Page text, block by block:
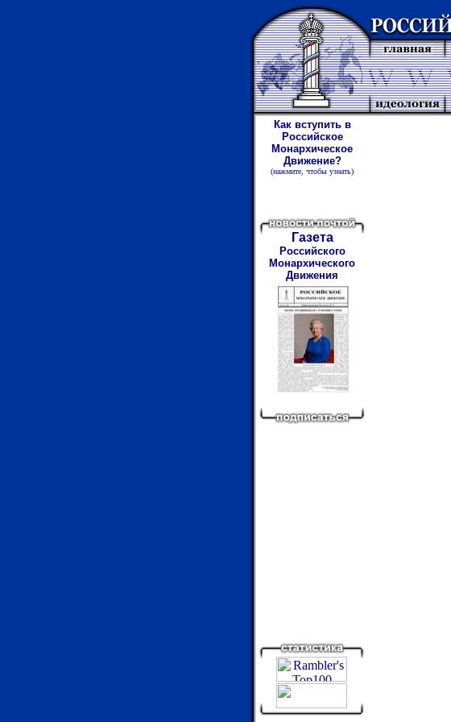
Как вступить в
Российское
Монархическое
Движение?
(нажмите чтобы узнать)
Газета
Российского
Монархического
Движения